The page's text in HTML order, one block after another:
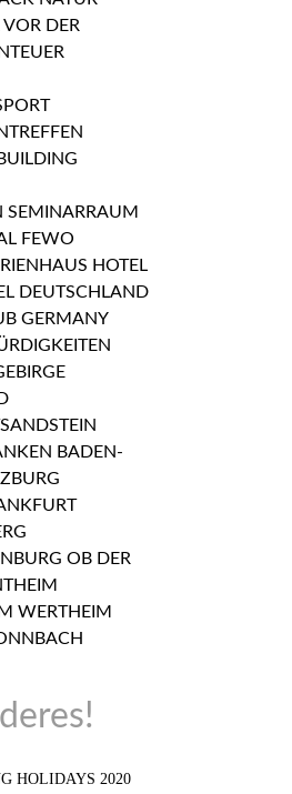
HOLIDAYS 2020